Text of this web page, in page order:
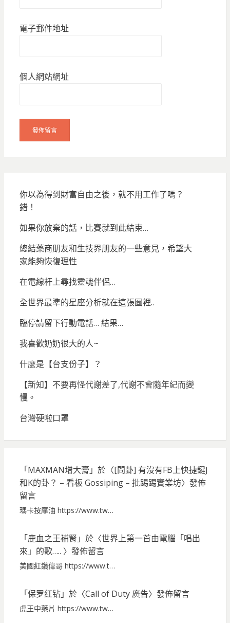
電子郵件地址
個人網站網址
你以為得到財富自由之後，就不用工作了嗎？
錯！
如果你放棄的話，比賽就到此結束…
總結藥商朋友和生技界朋友的一些意見，希望大
家能夠恢復理性
在電線杆上尋找靈魂伴侶…
全世界最準的星座分析就在這張圖裡..
臨停請留下行動電話… 結果…
我喜歡奶奶很大的人~
什麼是【台支份子】？
【新知】不要再怪代謝差了,代謝不會隨年紀而變
慢。
台灣硬啦口罩
「MAXMAN增大膏 」於〈[問卦] 有沒有FB上快捷鍵J
和K的卦？ – 看板 Gossiping – 批踢踢實業坊〉發佈
留言
瑪卡按摩油 https://www.tw…
「鹿血之王補腎 」於〈世界上第一首由電腦「唱出
來」的歌….. 〉發佈留言
美國紅鑽偉哥 https://www.t…
「保罗红钻」於〈Call of Duty 廣告〉發佈留言
虎王中藥片 https://www.tw…